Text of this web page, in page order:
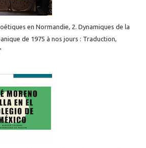
en Normandie, 2. Dynamiques de la
de 1975 à nos jours : Traduction,